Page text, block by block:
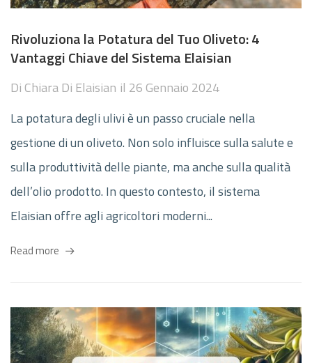
Rivoluziona la Potatura del Tuo Oliveto: 4
Vantaggi Chiave del Sistema Elaisian
Di Chiara Di Elaisian il 26 Gennaio 2024
La potatura degli ulivi è un passo cruciale nella
gestione di un oliveto. Non solo influisce sulla salute e
sulla produttività delle piante, ma anche sulla qualità
dell’olio prodotto. In questo contesto, il sistema
Elaisian offre agli agricoltori moderni...
Read more